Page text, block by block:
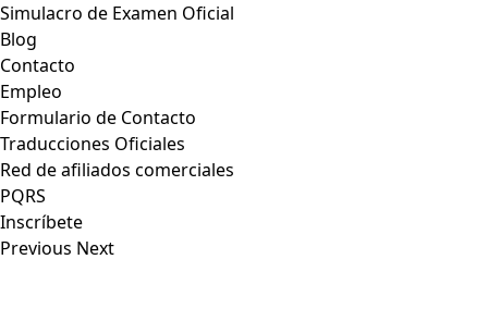
Simulacro de Examen Oficial
Blog
Contacto
Empleo
Formulario de Contacto
Traducciones Oficiales
Red de afiliados comerciales
PQRS
Inscríbete
Previous Next